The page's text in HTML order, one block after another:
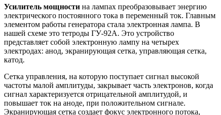
накала с питанием низкого напряжения.
возбуждения и питания сетки управления.
питания сетки экрана.
Анодная цепь.
Между антенной и выходом генератора находится ВЧ
трансформатор. Он предназначен для отдачи мощности на
эмиттер от генератора. Нагрузка контура антенны не равна
величине отбираемой наибольшей мощности от генератора.
Эффективность передачи мощности от каскада выхода
усилителя к антенне может быть достигнута при
согласовании. Элементом согласования выступает емкостный
делитель в цепи контура анода.